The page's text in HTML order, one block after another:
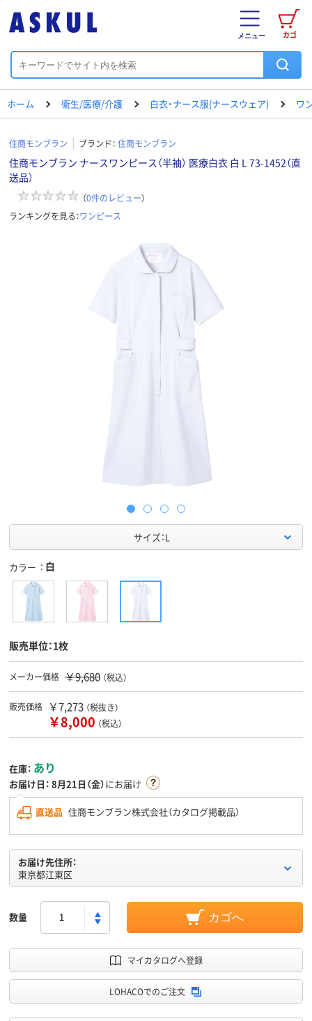
カゴ
メニュー
ホーム 衛生/医療/介護 白衣・ナース服(ナースウェア) ワ
住商モンブラン ブランド： 住商モンブラン
住商モンブラン ナースワンピース（半袖） 医療白衣 白 L 73-1452（直
送品）
（0件のレビュー）
ランキングを見る：ワンピース
サイズ：L
カラー 白
販売単位：1枚
メーカー価格 ￥9,680 （税込）
販売価格 ￥7,273 （税抜き）
￥8,000 （税込）
在庫： あり
お届け日： 8月21日（金）にお届け
直送品 住商モンブラン株式会社（カタログ掲載品）
お届け先住所：
東京都江東区
数量 カゴへ
マイカタログへ登録
LOHACOでのご注文